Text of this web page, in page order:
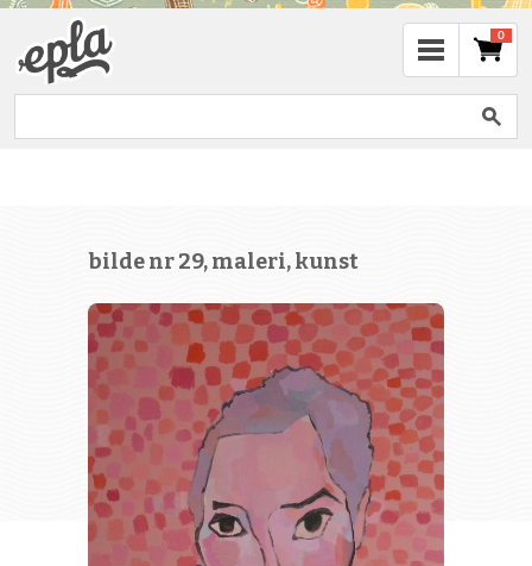
0
bilde nr 29, maleri, kunst